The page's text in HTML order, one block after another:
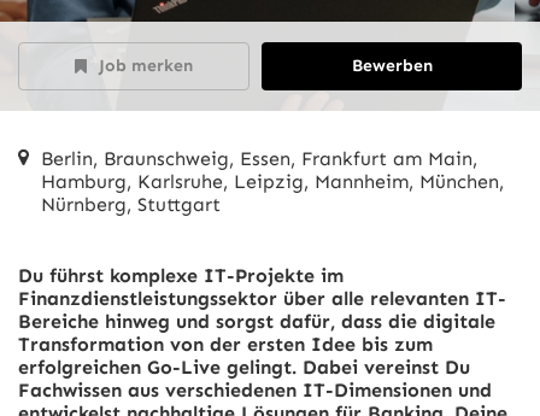
Job merken Bewerben
Berlin, Braunschweig, Essen, Frankfurt am Main,
Hamburg, Karlsruhe, Leipzig, Mannheim, München,
Nürnberg, Stuttgart
Du führst komplexe IT-Projekte im
Finanzdienstleistungssektor über alle relevanten IT-
Bereiche hinweg und sorgst dafür, dass die digitale
Transformation von der ersten Idee bis zum
erfolgreichen Go-Live gelingt. Dabei vereinst Du
Fachwissen aus verschiedenen IT-Dimensionen und